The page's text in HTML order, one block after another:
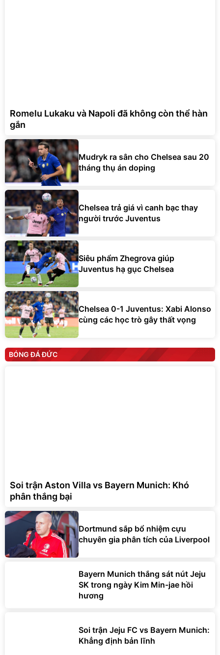
Romelu Lukaku và Napoli đã không còn thể hàn
gắn
Mudryk ra sân cho Chelsea sau 20
tháng thụ án doping
Chelsea trả giá vì canh bạc thay
người trước Juventus
Siêu phẩm Zhegrova giúp
Juventus hạ gục Chelsea
Chelsea 0-1 Juventus: Xabi Alonso
cùng các học trò gây thất vọng
BÓNG ĐÁ ĐỨC
Soi trận Aston Villa vs Bayern Munich: Khó
phân thắng bại
Dortmund sắp bổ nhiệm cựu
chuyên gia phân tích của Liverpool
Bayern Munich thắng sát nút Jeju
SK trong ngày Kim Min-jae hồi
hương
Soi trận Jeju FC vs Bayern Munich:
Khẳng định bản lĩnh